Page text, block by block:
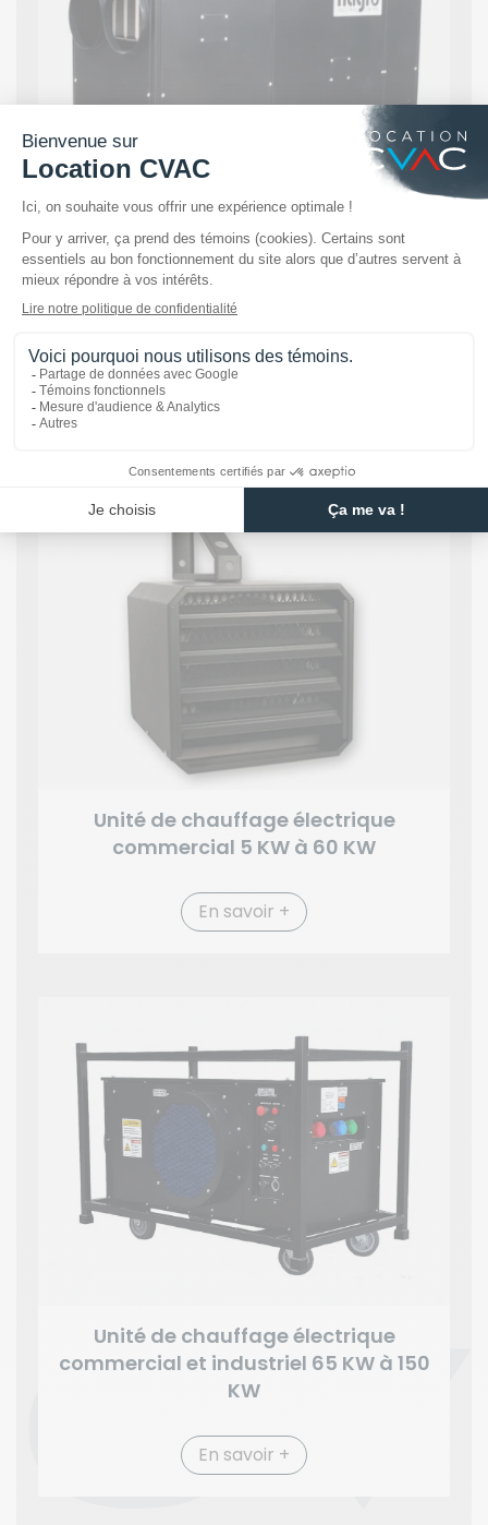
Unité de chauffage à feu indirect de
400 à 750 MBH au gaz naturel,
En savoir +
Unité de chauffage électrique
commercial 5 KW à 60 KW
En savoir +
Unité de chauffage électrique
commercial et industriel 65 KW à 150
KW
En savoir +